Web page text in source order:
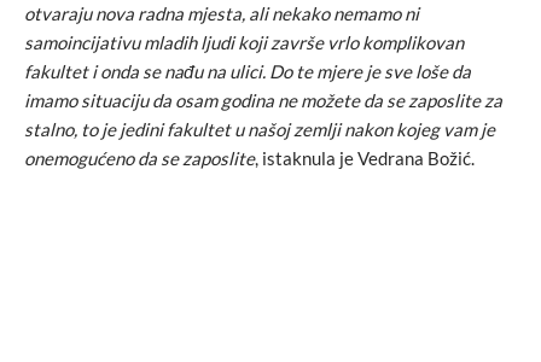
otvaraju nova radna mjesta, ali nekako nemamo ni
samoincijativu mladih ljudi koji završe vrlo komplikovan
fakultet i onda se nađu na ulici. Do te mjere je sve loše da
imamo situaciju da osam godina ne možete da se zaposlite za
stalno, to je jedini fakultet u našoj zemlji nakon kojeg vam je
onemogućeno da se zaposlite, istaknula je Vedrana Božić.